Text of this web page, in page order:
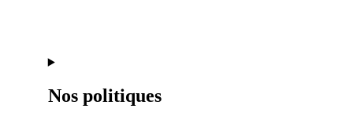
Nos politiques